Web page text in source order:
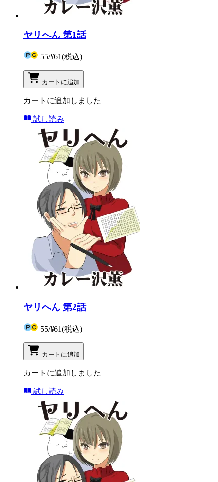
ヤリへん 第1話
55/¥61(税込)
カートに追加
カートに追加しました
試し読み
ヤリへん 第2話
55/¥61(税込)
カートに追加
カートに追加しました
試し読み